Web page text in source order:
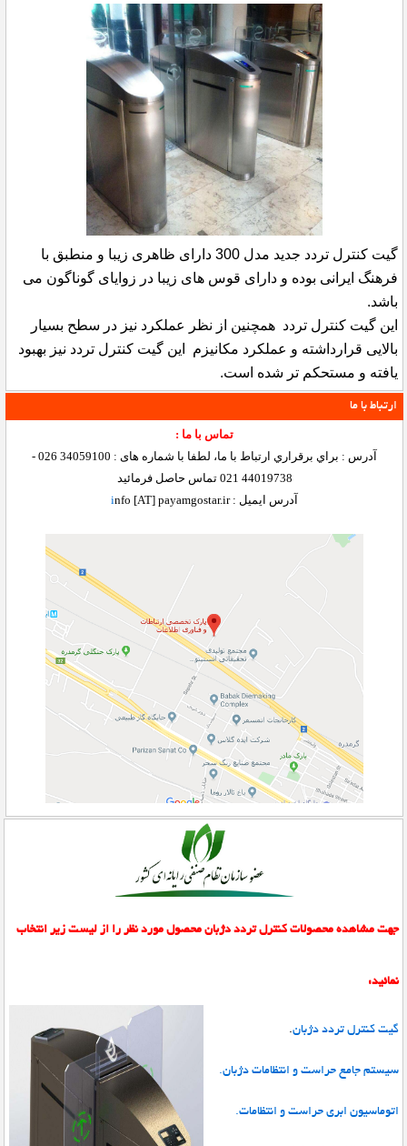
گیت کنترل تردد جدید مدل 300 دارای ظاهری زیبا و منطبق با
فرهنگ ایرانی بوده و دارای قوس های زیبا در زوایای گوناگون می
باشد.
این گیت کنترل تردد همچنین از نظر عملکرد نیز در سطح بسیار
بالایی قرارداشته و عملکرد مکانیزم این گیت کنترل تردد نیز بهبود
یافته و مستحکم تر شده است.
ارتباط با ما
تماس با ما :
آدرس : براي برقراري ارتباط با ما، لطفا با شماره های : 34059100 026 -
44019738 021 تماس حاصل فرمائید
آدرس ایمیل :
info [AT] payamgostar.ir
جهت مشاهده محصولات کنترل تردد دژبان محصول مورد نظر را از لیست زیر انتخاب
نمائید:
گیت کنترل تردد دژبان.
سیستم جامع حراست و انتظامات دژبان.
اتوماسیون ابری حراست و انتظامات.